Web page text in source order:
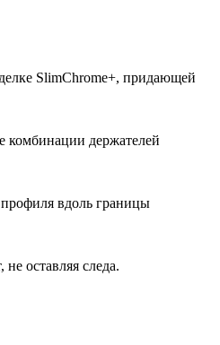
SlimChrome+, придающей
комбинации держателей
вдоль границы
оставляя следа.